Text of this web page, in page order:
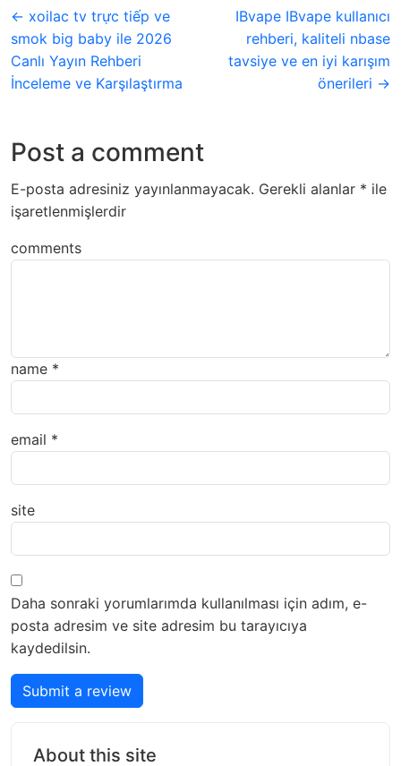
← xoilac tv trực tiếp ve
smok big baby ile 2026
Canlı Yayın Rehberi
İnceleme ve Karşılaştırma
IBvape IBvape kullanıcı
rehberi, kaliteli nbase
tavsiye ve en iyi karışım
önerileri →
Post a comment
E-posta adresiniz yayınlanmayacak. Gerekli alanlar * ile
işaretlenmişlerdir
comments
name *
email *
site
Daha sonraki yorumlarımda kullanılması için adım, e-
posta adresim ve site adresim bu tarayıcıya
kaydedilsin.
Submit a review
About this site